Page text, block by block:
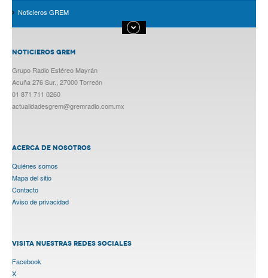
Noticieros GREM
NOTICIEROS GREM
Grupo Radio Estéreo Mayrán
Acuña 276 Sur., 27000 Torreón
01 871 711 0260
actualidadesgrem@gremradio.com.mx
ACERCA DE NOSOTROS
Quiénes somos
Mapa del sitio
Contacto
Aviso de privacidad
VISITA NUESTRAS REDES SOCIALES
Facebook
X